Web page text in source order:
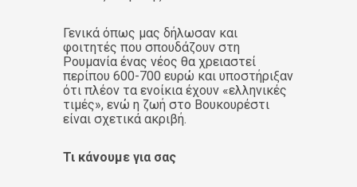
Γενικά όπως μας δήλωσαν και
φοιτητές που σπουδάζουν στη
Ρουμανία ένας νέος θα χρειαστεί
περίπου 600-700 ευρώ και υποστήριξαν
ότι πλέον τα ενοίκια έχουν «ελληνικές
τιμές», ενώ η ζωή στο Βουκουρέστι
είναι σχετικά ακριβή.
Τι κάνουμε για σας